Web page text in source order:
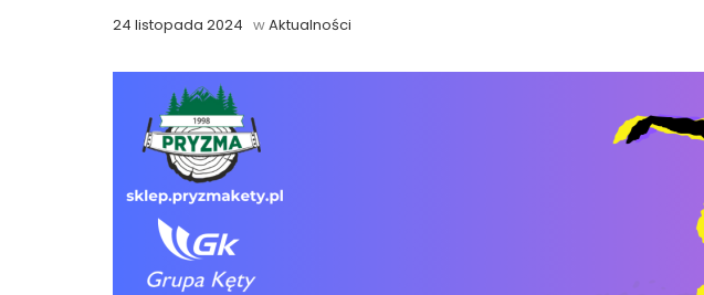
24 listopada 2024 wAktualności